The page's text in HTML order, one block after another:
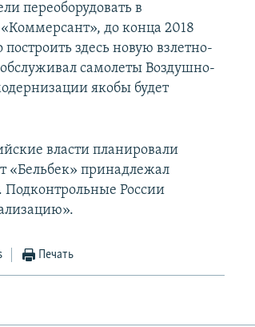
переоборудовать в
до конца 2018
здесь новую взлетно-
самолеты Воздушно-
якобы будет
власти планировали
«Бельбек» принадлежал
России
Печать